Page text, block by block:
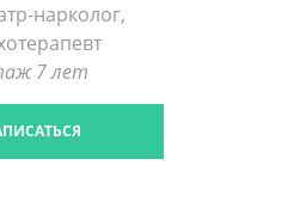
нарколог,
7 лет